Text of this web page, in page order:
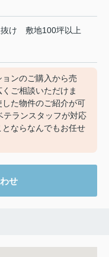
け 敷地100坪以上
ンのご購入から売
ご相談いただけま
た物件のご紹介が可
テランスタッフが対応
ならなんでもお任せ
せ